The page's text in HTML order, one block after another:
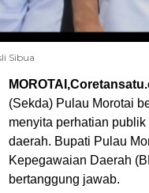
Sibua
(Sekda) Pulau Morotai
menyita perhatian
daerah. Bupati Pulau
Kepegawaian Daerah
bertanggung jawab.